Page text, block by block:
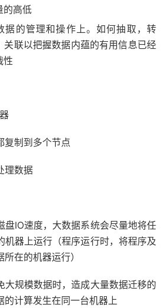
的高低
据的管理和操作上。如何抽取，转
关联以把握数据内蕴的有用信息已经
性
复制到多个节点
理数据
盘IO速度，大数据系统会尽量地将任
机器上运行（程序运行时，将程序及
在的机器运行）
大规模数据时，造成大量数据迁移的
的计算发生在同一台机器上